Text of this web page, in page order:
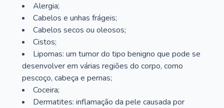
Alergia;
Cabelos e unhas frágeis;
Cabelos secos ou oleosos;
Cistos;
Lipomas: um tumor do tipo benigno que pode se
desenvolver em várias regiões do corpo, como
pescoço, cabeça e pernas;
Coceira;
Dermatites: inflamação da pele causada por